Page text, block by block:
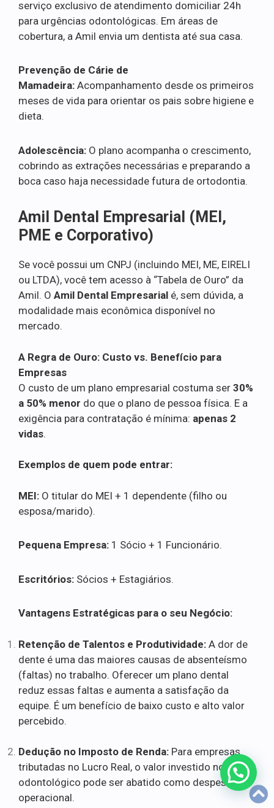
serviço exclusivo de atendimento domiciliar 24h
para urgências odontológicas. Em áreas de
cobertura, a Amil envia um dentista até sua casa.
Prevenção de Cárie de
Mamadeira: Acompanhamento desde os primeiros
meses de vida para orientar os pais sobre higiene e
dieta.
Adolescência: O plano acompanha o crescimento,
cobrindo as extrações necessárias e preparando a
boca caso haja necessidade futura de ortodontia.
Amil Dental Empresarial (MEI,
PME e Corporativo)
Se você possui um CNPJ (incluindo MEI, ME, EIRELI
ou LTDA), você tem acesso à “Tabela de Ouro” da
Amil. O Amil Dental Empresarial é, sem dúvida, a
modalidade mais econômica disponível no
mercado.
A Regra de Ouro: Custo vs. Benefício para
Empresas
O custo de um plano empresarial costuma ser 30%
a 50% menor do que o plano de pessoa física. E a
exigência para contratação é mínima: apenas 2
vidas.
Exemplos de quem pode entrar:
MEI: O titular do MEI + 1 dependente (filho ou
esposa/marido).
Pequena Empresa: 1 Sócio + 1 Funcionário.
Escritórios: Sócios + Estagiários.
Vantagens Estratégicas para o seu Negócio:
Retenção de Talentos e Produtividade: A dor de
dente é uma das maiores causas de absenteísmo
(faltas) no trabalho. Oferecer um plano dental
reduz essas faltas e aumenta a satisfação da
equipe. É um benefício de baixo custo e alto valor
percebido.
Dedução no Imposto de Renda: Para empresas
tributadas no Lucro Real, o valor investido no plano
odontológico pode ser abatido como despesa
operacional.